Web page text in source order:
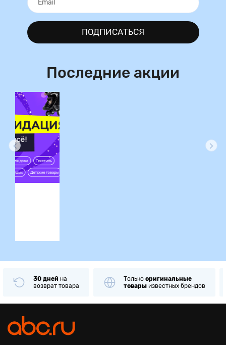
ПОДПИСАТЬСЯ
Последние акции
30 дней на
возврат товара
Толькооригинальные
товарыизвестных брендов